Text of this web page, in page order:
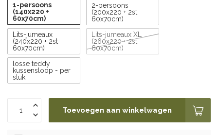
1-persoons
(140x220 +
60x70cm)
2-persoons
(200x220 + 2st
60x70cm)
Lits-jumeaux
(240x220 + 2st
60x70cm)
Lits-jumeaux XL
(260x220 + 2st
60x70cm)
losse teddy
kussensloop - per
stuk
Toevoegen aan winkelwagen